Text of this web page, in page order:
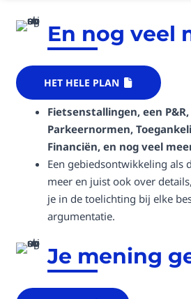
En nog veel
HET HELE PLAN
Fietsenstallingen, een
Parkeernormen,
Financiën, en nog veel
Een gebiedsontwikkeling als
meer en juist ook over
je in de toelichting bij elke
argumentatie.
Je mening